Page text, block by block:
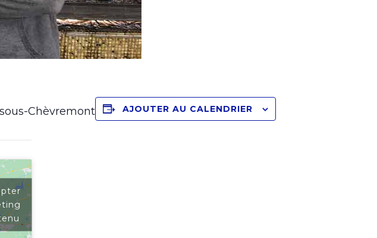
Chèvremont
AJOUTER AU CALENDRIER